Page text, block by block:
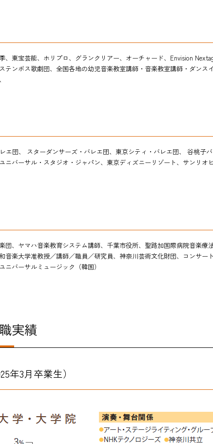
、東宝芸能、ホリプロ、 グランクリアー、オーチャード、 Envision
テンボス歌劇団、全国各地の幼児音楽教室講師・音楽教室講師・ダンス
エ団、 スターダンサーズ・バレエ団、東京シティ・バレエ団、 谷桃
ニバーサル・スタジオ・ジャパン、東京ディズニーリゾート、サンリオ
団、ヤマハ音楽教育システム講師、千葉市役所、聖路加国際病院音楽
音楽大学准教授／講師／職員／研究員、神奈川芸術文化財団、コンサ
バーサルミュージック（韓国）
実績
年3月卒業生）